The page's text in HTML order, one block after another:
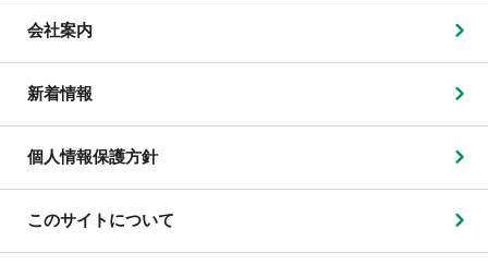
会社案内
新着情報
個人情報保護方針
このサイトについて